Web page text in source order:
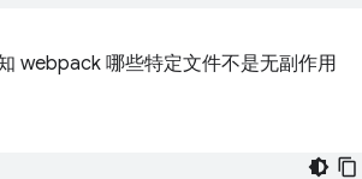
webpack 哪些特定文件不是无副作用